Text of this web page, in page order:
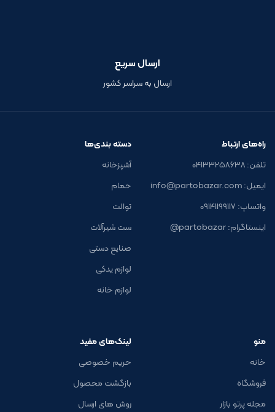
ارسال سریع
ارسال به سراسر کشور
راه‌های ارتباط
تلفن: ۰۴۱۳۳۲۵۸۶۳۸
ایمیل: info@partobazar.com
واتساپ: ۰۹۱۴۱۱۹۹۱۱۷
اینستاگرام: partobazar@
دسته بندی‌ها
آشپزخانه
حمام
توالت
ست شیرآلات
صنایع دستی
لوازم یدکی
لوازم خانه
منو
خانه
فروشگاه
مجله پرتو بازار
لینک‌های مفید
حریم خصوصی
بازگشت محصول
روش های ارسال